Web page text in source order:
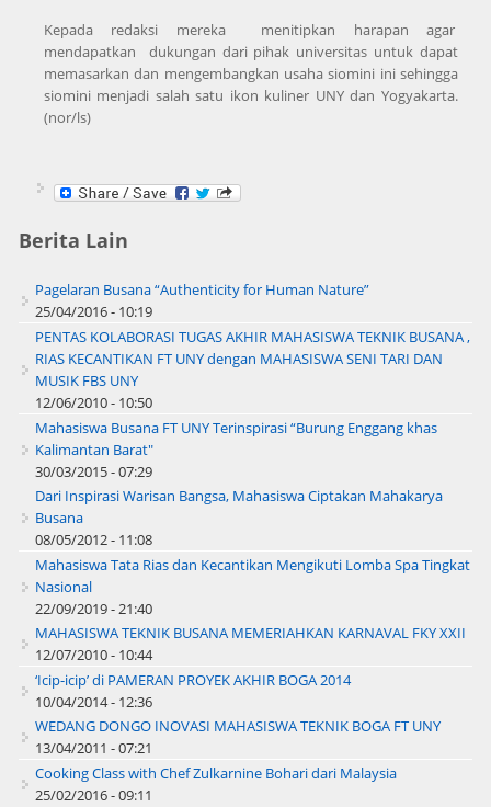
Kepada redaksi mereka menitipkan harapan agar
mendapatkan dukungan dari pihak universitas untuk dapat
memasarkan dan mengembangkan usaha siomini ini sehingga
siomini menjadi salah satu ikon kuliner UNY dan Yogyakarta.
(nor/ls)
Berita Lain
Pagelaran Busana “Authenticity for Human Nature”
25/04/2016 - 10:19
PENTAS KOLABORASI TUGAS AKHIR MAHASISWA TEKNIK BUSANA ,
RIAS KECANTIKAN FT UNY dengan MAHASISWA SENI TARI DAN
MUSIK FBS UNY
12/06/2010 - 10:50
Mahasiswa Busana FT UNY Terinspirasi “Burung Enggang khas
Kalimantan Barat"
30/03/2015 - 07:29
Dari Inspirasi Warisan Bangsa, Mahasiswa Ciptakan Mahakarya
Busana
08/05/2012 - 11:08
Mahasiswa Tata Rias dan Kecantikan Mengikuti Lomba Spa Tingkat
Nasional
22/09/2019 - 21:40
MAHASISWA TEKNIK BUSANA MEMERIAHKAN KARNAVAL FKY XXII
12/07/2010 - 10:44
‘Icip-icip’ di PAMERAN PROYEK AKHIR BOGA 2014
10/04/2014 - 12:36
WEDANG DONGO INOVASI MAHASISWA TEKNIK BOGA FT UNY
13/04/2011 - 07:21
Cooking Class with Chef Zulkarnine Bohari dari Malaysia
25/02/2016 - 09:11